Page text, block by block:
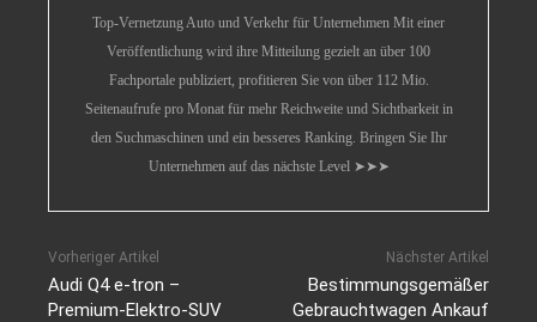
Top-Vernetzung Auto und Verkehr für Unternehmen Mit einer
Veröffentlichung wird ihre Mitteilung gezielt an über 100
Fachportale publiziert, profitieren Sie von über 112 Mio.
Seitenaufrufe pro Monat für mehr Reichweite und Sichtbarkeit in
den Suchmaschinen und ein besseres Ranking. Bringen Sie Ihr
Unternehmen auf das nächste Level ➤➤➤
Vorheriger Artikel
Audi Q4 e-tron –
Premium-Elektro-SUV
Nächster Artikel
Bestimmungsgemäßer
Gebrauchtwagen Ankauf